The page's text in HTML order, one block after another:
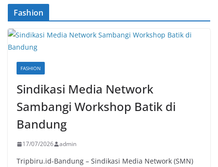
Fashion
FASHION
Sindikasi Media Network
Sambangi Workshop Batik di
Bandung
17/07/2026 admin
Tripbiru.id-Bandung – Sindikasi Media Network (SMN)